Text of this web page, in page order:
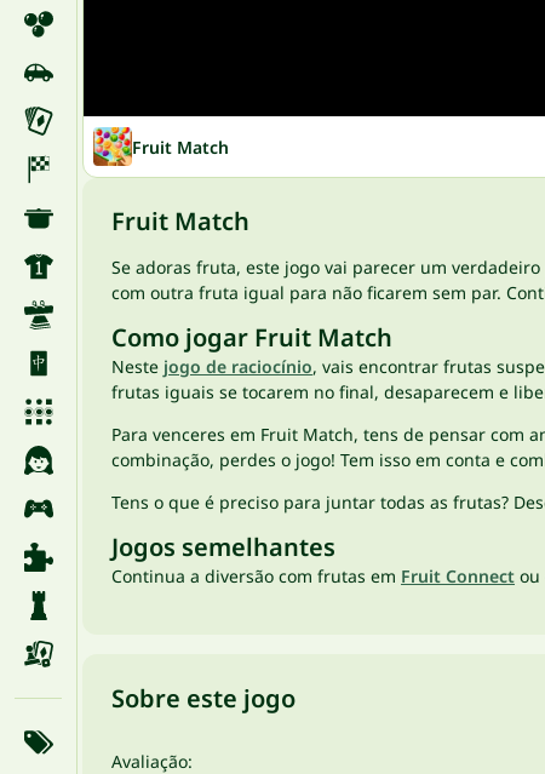
Fruit Match
Fruit Match
Se adoras fruta, este jogo vai parecer um
com outra fruta igual para não ficarem sem par.
Como jogar Fruit Match
Neste jogo de raciocínio, vais encontrar frutas
frutas iguais se tocarem no final, desaparecem e
Para venceres em Fruit Match, tens de pensar com
combinação, perdes o jogo! Tem isso em conta e
Tens o que é preciso para juntar todas as frutas?
Jogos semelhantes
Continua a diversão com frutas em Fruit Connect ou
Sobre este jogo
Avaliação: